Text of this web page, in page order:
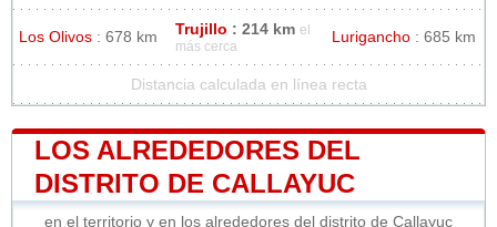
Los Olivos : 678 km Trujillo : 214 km el
más cerca
Lurigancho : 685 km
Distancia calculada en línea recta
LOS ALREDEDORES DEL
DISTRITO DE CALLAYUC
en el territorio y en los alrededores del distrito de Callayuc